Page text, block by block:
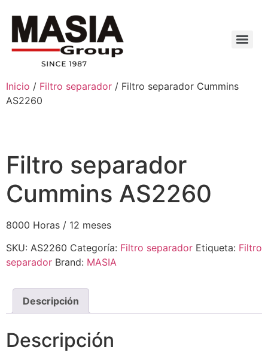
Inicio / Filtro separador / Filtro separador Cummins
AS2260
Filtro separador
Cummins AS2260
8000 Horas / 12 meses
SKU: AS2260 Categoría: Filtro separador Etiqueta: Filtro
separador Brand: MASIA
Descripción
Descripción